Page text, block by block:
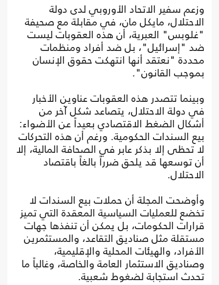
وزعم سفير الاتحاد الأوروبي لدى دولة
الاحتلال، مايكل مان، في مقابلة مع صحيفة
"غلوبس" العبرية، أن هذه العقوبات ليست
ضد "إسرائيل"، بل ضد أفراد ومنظمات
محددة "نعتقد أنها انتهكت حقوق الإنسان
بموجب القانون".
وبينما تتصدر هذه العقوبات عناوين الأخبار
في دولة الاحتلال، يتصاعد شكل آخر من
أشكال الضغط الاقتصادي بعيداً عن الأضواء:
بيع السندات الحكومية. ورغم أن هذه التحركات
لا تحظى إلا بذكر عابر في الصحافة المالية، إلا
أن توسعها قد يلحق ضرراً بالغاً باقتصاد
الاحتلال.
وأوضحت المجلة أن حملات بيع السندات لا
تخضع للعمليات السياسية المعقدة التي تميز
قرارات الحكومات، بل يمكن أن تنفذها جهات
مستقلة مثل صناديق التقاعد، والمستثمرين
الأفراد، والهيئات المحلية والإقليمية،
وصناديق الاستثمار العامة والخاصة، وغالباً ما
تحدث استجابة لضغوط شعبية.